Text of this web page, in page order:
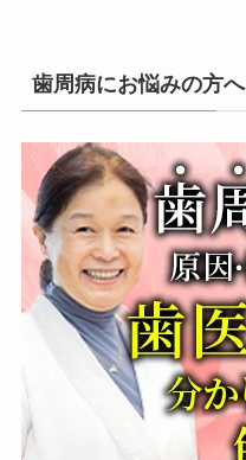
歯周病にお悩みの方へ